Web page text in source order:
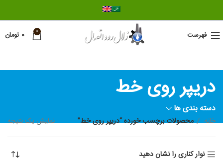
فهرست 0
0 تومان
دریپر روی خط
دسته بندی ها
خانه محصولات برچسب خورده “دریپر روی خط” نمایش یک نتیجه
نوار کناری را نشان دهید